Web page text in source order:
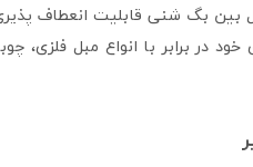
بگ شنی قابلیت انعطاف پذیری
در برابر با انواع مبل فلزی،